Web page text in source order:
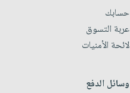
حسابك
عربة التسوق
لائحة الأمنيات
وسائل الدفع